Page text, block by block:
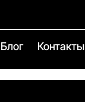
Блог Контакты